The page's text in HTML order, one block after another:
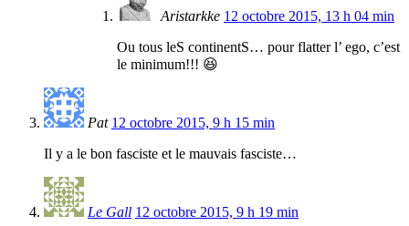
Aristarkke 12 octobre 2015, 13 h 04 min
Ou tous leS continentS… pour flatter l’ ego, c’est
le minimum!!! 😆
Pat 12 octobre 2015, 9 h 15 min
Il y a le bon fasciste et le mauvais fasciste…
Le Gall 12 octobre 2015, 9 h 19 min